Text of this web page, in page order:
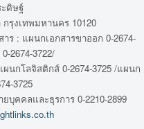
ดิษฐ์
รุงเทพมหานคร 10120
: แผนกเอกสารขาออก 0-2674-
2674-3722/
นกโลจิสติกส์ 0-2674-3725 /แผนก
3725
บุคคลและธุรการ 0-2210-2899